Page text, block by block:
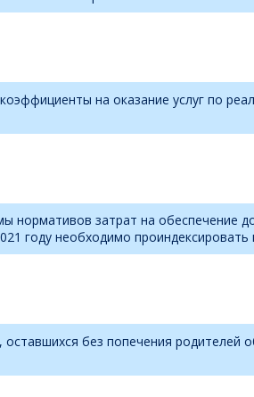
на оказание услуг по
затрат на обеспечение
году необходимо
без попечения